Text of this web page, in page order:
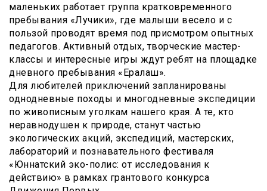
маленьких работает группа кратковременного
пребывания «Лучики», где малыши весело и с
пользой проводят время под присмотром опытных
педагогов. Активный отдых, творческие мастер-
классы и интересные игры ждут ребят на площадке
дневного пребывания «Ералаш».
Для любителей приключений запланированы
однодневные походы и многодневные экспедиции
по живописным уголкам нашего края. А те, кто
неравнодушен к природе, станут частью
экологических акций, экспедиций, мастерских,
лабораторий и познавательного фестиваля
«Юннатский эко-полис: от исследования к
действию» в рамках грантового конкурса